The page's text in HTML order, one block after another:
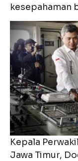
kesepahaman
Kepala
Jawa Timur,